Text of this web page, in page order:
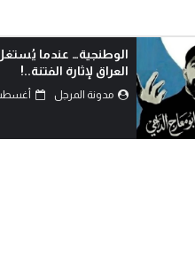
الوطنجية… عندما
العراق لإثارة الفتنة..!
مدونة المرجل أغسطس